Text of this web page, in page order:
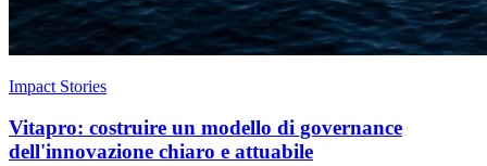
Impact Stories
Vitapro: costruire un modello di governance
dell'innovazione chiaro e attuabile